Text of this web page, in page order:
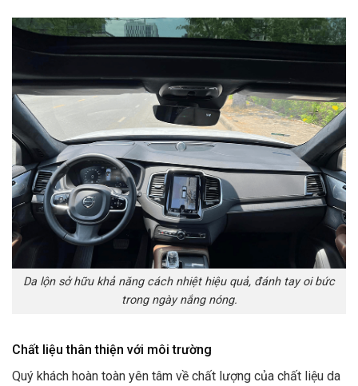
Da lộn sở hữu khả năng cách nhiệt hiệu quả, đánh tay oi bức
trong ngày nắng nóng.
Chất liệu thân thiện với môi trường
Quý khách hoàn toàn yên tâm về chất lượng của chất liệu da